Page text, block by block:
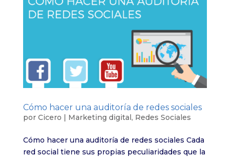
Cómo hacer una auditoría de redes sociales
por Cicero | Marketing digital, Redes Sociales
Cómo hacer una auditoría de redes sociales Cada
red social tiene sus propias peculiaridades que la